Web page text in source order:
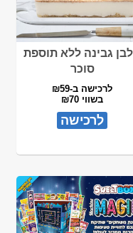
גבינה ללא תוספת
סוכר
לרכישה ב-₪59
בשווי ₪70
לרכישה